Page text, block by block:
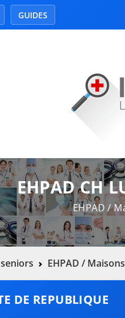
GUIDES
EHPAD CH
EHPAD /
EHPAD /
DE REPUBLIQUE